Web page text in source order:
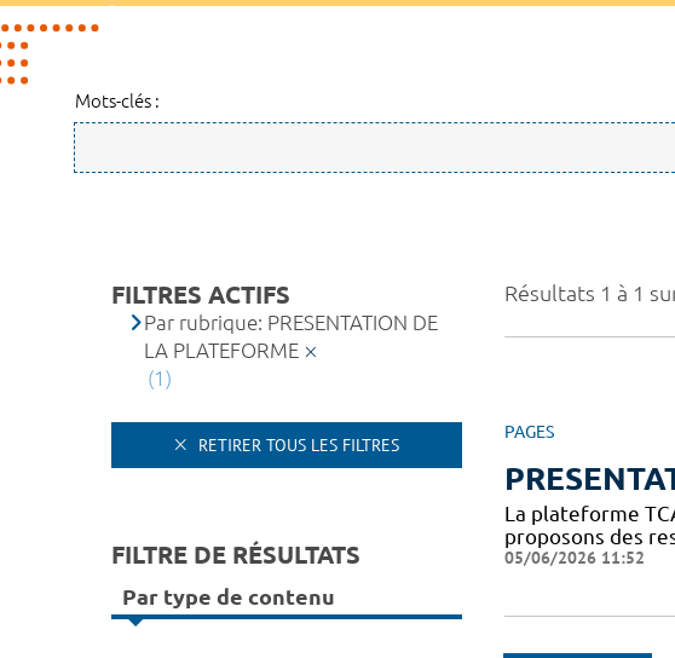
Mots-clés :
Résultats 1 à 1
PAGES
La plateforme
proposons des
05/06/2026 11:52
FILTRES ACTIFS
Par rubrique: PRESENTATION DE
LA PLATEFORME
(1)
RETIRER TOUS LES FILTRES
FILTRE DE RÉSULTATS
Par type de contenu